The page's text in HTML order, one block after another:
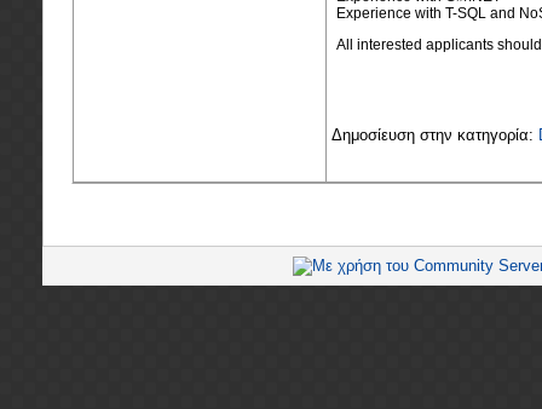
Experience with T-SQL and
All interested applicants
Δημοσίευση στην κατηγορία: